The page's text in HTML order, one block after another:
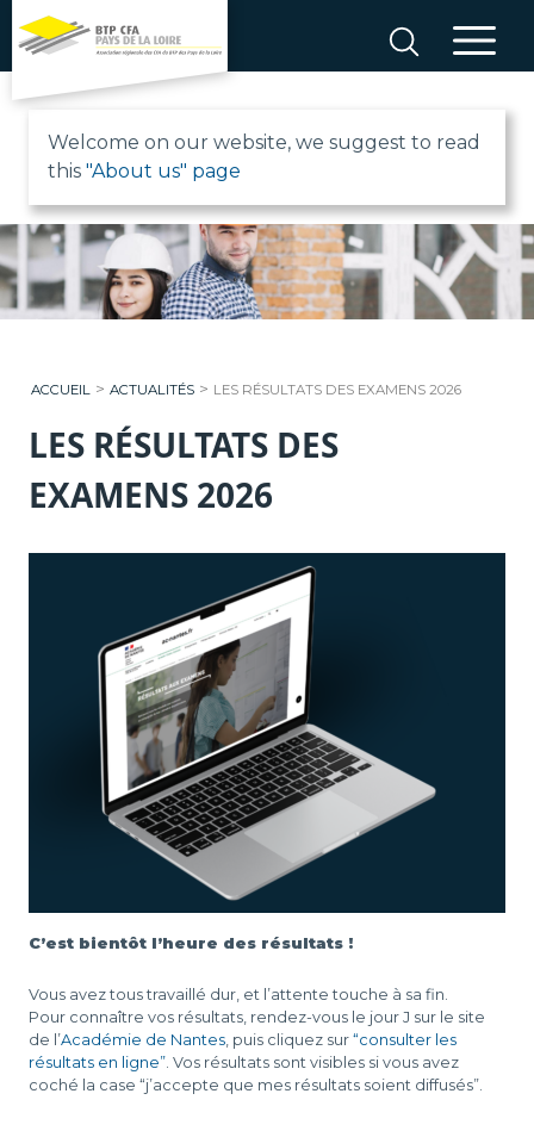
Aller
au
contenu
P
C
D
Welcome on our website, we suggest to read
this "About us" page
ACCUEIL >ACTUALITÉS > LES RÉSULTATS DES EXAMENS 2026
LES RÉSULTATS DES
EXAMENS 2026
C’est bientôt l’heure des résultats !
Vous avez tous travaillé dur, et l’attente touche à sa fin.
Pour connaître vos résultats, rendez-vous le jour J sur le site
de l’Académie de Nantes, puis cliquez sur “consulter les
résultats en ligne”. Vos résultats sont visibles si vous avez
coché la case “j’accepte que mes résultats soient diffusés”.